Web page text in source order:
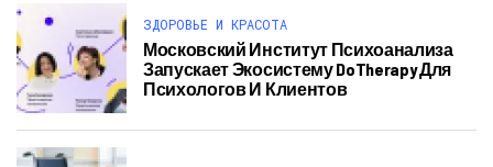
ЗДОРОВЬЕ И КРАСОТА
Московский Институт Психоанализа
Запускает Экосистему DoTherapy Для
Психологов И Клиентов